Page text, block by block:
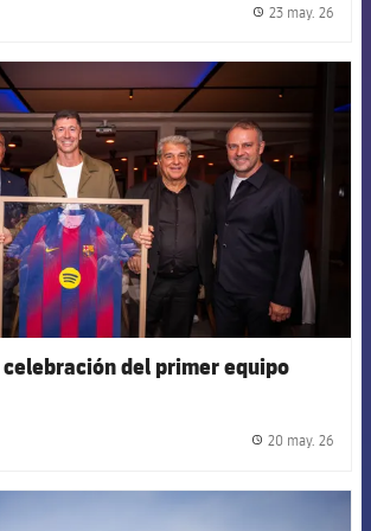
23 may. 26
FCB Barcelona badge
celebración del primer equipo
20 may. 26